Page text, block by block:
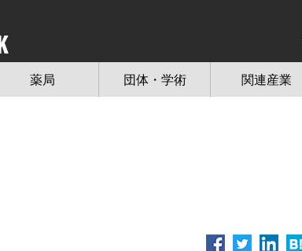
薬局 団体・学術 関連産業